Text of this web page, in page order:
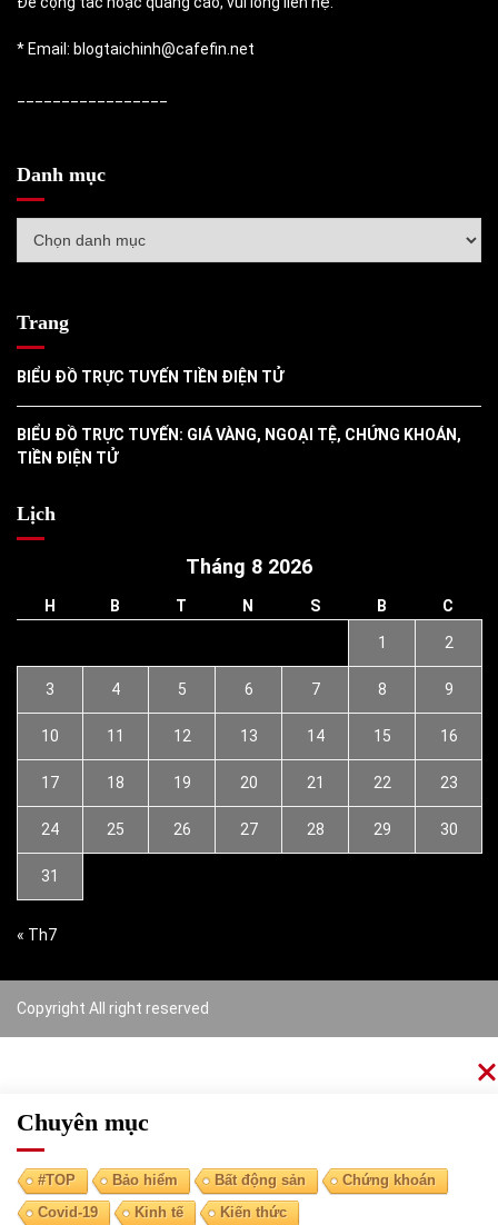
* Email: blogtaichinh@cafefin.net
Danh mục
mục
Trang
BIỂU ĐỒ TRỰC TUYẾN TIỀN ĐIỆN TỬ
BIỂU ĐỒ TRỰC TUYẾN: GIÁ VÀNG, NGOẠI TỆ, CHỨNG KHOÁN,
TIỀN ĐIỆN TỬ
Lịch
Tháng 8 2026
H B T N S B C
1 2
3 4 5 6 7 8 9
10 11 12 13 14 15 16
17 18 19 20 21 22 23
24 25 26 27 28 29 30
31
« Th7
Copyright All right reserved
Chuyên mục
#TOP Bảo hiểm Bất động sản
Chứng khoán
Covid-19
Kinh tế Kiến thức